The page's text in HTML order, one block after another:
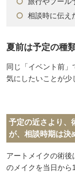
相談時に伝え
夏前は予定の種
同じ「イベント前
気にしたいことが少
予定の近さより、
が、相談時期は決
アートメイクの術
のメイクを当日から